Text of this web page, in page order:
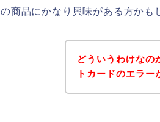
の商品にかなり興味がある方かも
どういうわけなの
トカードのエラー